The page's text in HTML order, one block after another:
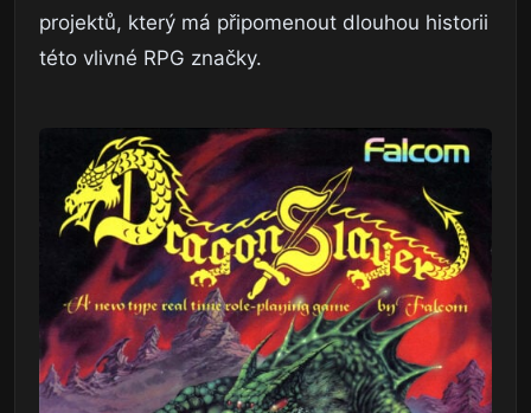
projektů, který má připomenout dlouhou historii
této vlivné RPG značky.